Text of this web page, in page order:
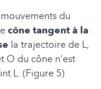
du
cône tangent à la
la trajectoire de L,
O du cône n'est
L. (Figure 5)